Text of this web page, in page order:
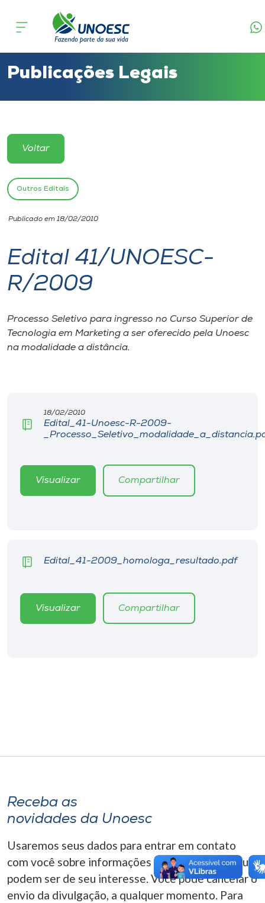
Cursos
Atendimento ao Estudante
Portal de Ensino
Unoesc
Internacionalização
I.nova
Diplomados
Biblioteca
Editora
Unoesc
Publicações Legais
Voltar
Outros Editais
Publicado em 18/02/2010
Edital 41/UNOESC-
R/2009
Processo Seletivo para ingresso no Curso Superior de
Tecnologia em Marketing a ser oferecido pela Unoesc
na modalidade a distância.
18/02/2010
Edital_41-Unoesc-R-2009-
Visualizar Compartilhar
Edital_41-2009_homologa_resultado.pdf
Visualizar Compartilhar
Receba as
novidades da Unoesc
Usaremos seus dados para entrar em contato
com você sobre informações correlacionadas que
podem ser de seu interesse. Você pode cancelar o
envio da divulgação, a qualquer momento. Para